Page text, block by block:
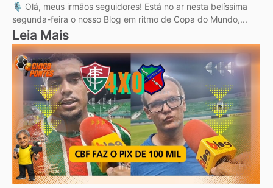
🎙️ Olá, meus irmãos seguidores! Está no ar nesta belíssima
segunda-feira o nosso Blog em ritmo de Copa do Mundo,...
Leia Mais